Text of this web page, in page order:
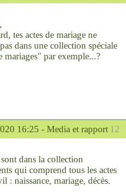
tes actes de mariage ne
dans une collection spéciale
mariages" par exemple...?
12
16:25 - Media et rapport
dans la collection
qui comprend tous les actes
: naissance, mariage, décès.